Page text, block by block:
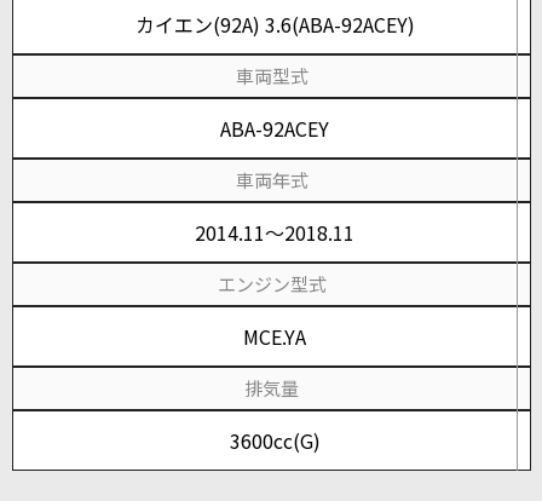
カイエン(92A) 3.6(ABA-92ACEY)
車両型式
ABA-92ACEY
車両年式
2014.11～2018.11
エンジン型式
MCE.YA
排気量
3600cc(G)